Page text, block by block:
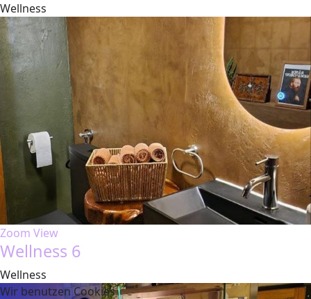
Wellness
Zoom View
Wellness 6
Wellness
Wir benutzen Cookies